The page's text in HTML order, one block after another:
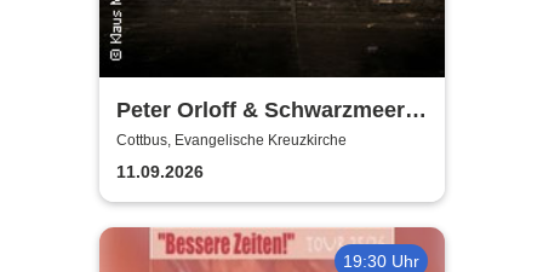
Peter Orloff & Schwarzmeer
Kosaken-Chor - Das
Wolgalied
Cottbus, Evangelische Kreuzkirche
11.09.2026
19:30 Uhr